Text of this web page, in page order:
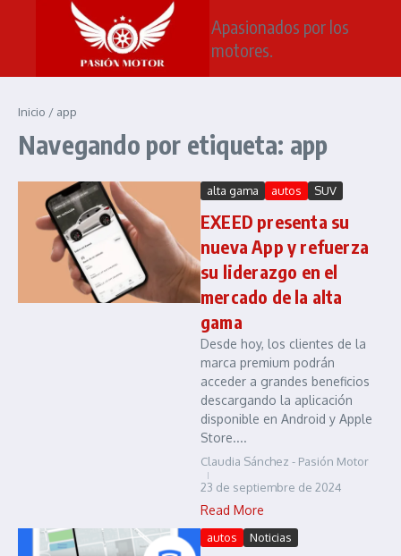
Saltar al contenido
Apasionados por los
motores.
Inicio / app
Navegando por etiqueta: app
alta gama autos SUV
EXEED presenta su
nueva App y refuerza
su liderazgo en el
mercado de la alta
gama
Desde hoy, los clientes de la
marca premium podrán
acceder a grandes beneficios
descargando la aplicación
disponible en Android y Apple
Store....
Claudia Sánchez - Pasión Motor
23 de septiembre de 2024
Read More
autos Noticias